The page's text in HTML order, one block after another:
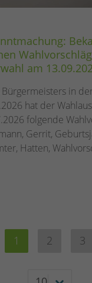
am
in
hat der
folgende
Gerrit,
Hatten,
Partei
TEAM
1982,
Gastronom,
1 2 3